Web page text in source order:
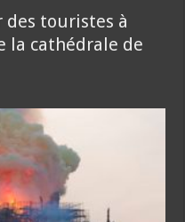
des touristes à
la cathédrale de